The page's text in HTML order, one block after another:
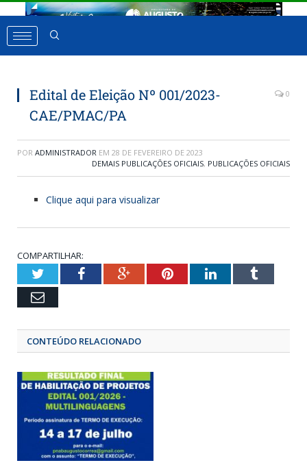
Edital de Eleição Nº 001/2023-
CAE/PMAC/PA
0
POR ADMINISTRADOR EM 28 DE FEVEREIRO DE 2023
DEMAIS PUBLICAÇÕES OFICIAIS, PUBLICAÇÕES OFICIAIS
Clique aqui para visualizar
COMPARTILHAR:
TwitterFacebookGoogle+Pinterest
LinkedIn
Email
CONTEÚDO RELACIONADO